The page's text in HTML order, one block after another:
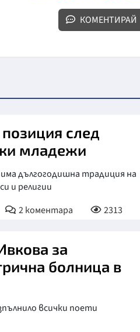
КОМЕНТИРАЙ
след
младежи
дългогодишна традиция на
и религии
2коментара 2313
за
болница в
всички поети